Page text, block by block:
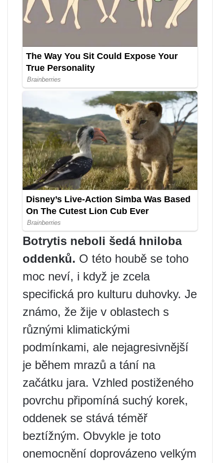
Botrytis neboli šedá hniloba
oddenků. O této houbě se toho
moc neví, i když je zcela
specifická pro kulturu duhovky. Je
známo, že žije v oblastech s
různými klimatickými
podmínkami, ale nejagresivnější
je během mrazů a tání na
začátku jara. Vzhled postiženého
povrchu připomíná suchý korek,
oddenek se stává téměř
beztížným. Obvykle je toto
onemocnění doprovázeno velkým